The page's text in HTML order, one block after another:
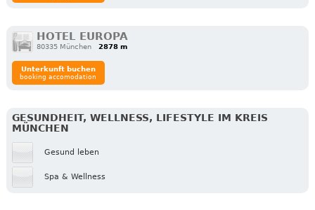
HOTEL EUROPA
80335 München 2878 m
Unterkunft buchen
booking accomodation
GESUNDHEIT, WELLNESS, LIFESTYLE IM KREIS
MÜNCHEN
Gesund leben
Spa & Wellness